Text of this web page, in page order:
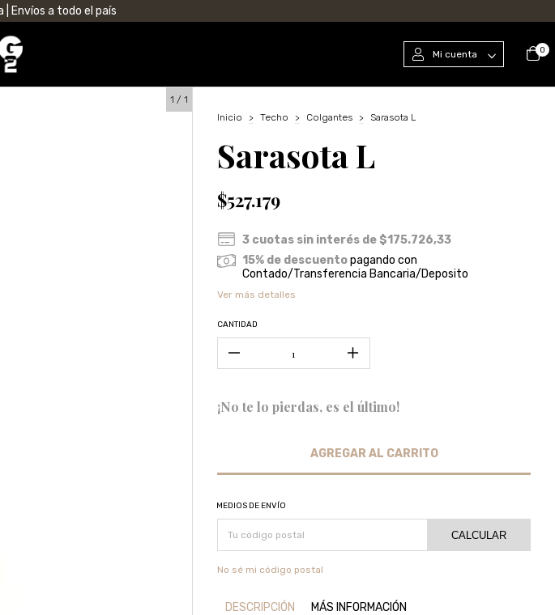
| Envíos a todo el país
Mi cuenta 0
1 / 1
Inicio
> Techo > Colgantes > Sarasota L
Sarasota L
$527.179
3 cuotas sin interés de $175.726,33
15% de descuentopagando con
Contado/Transferencia Bancaria/Deposito
Ver más detalles
CANTIDAD
¡No te lo pierdas, es el último!
MEDIOS DE ENVÍO
CALCULAR
No sé mi código postal
DESCRIPCIÓN MÁS INFORMACIÓN